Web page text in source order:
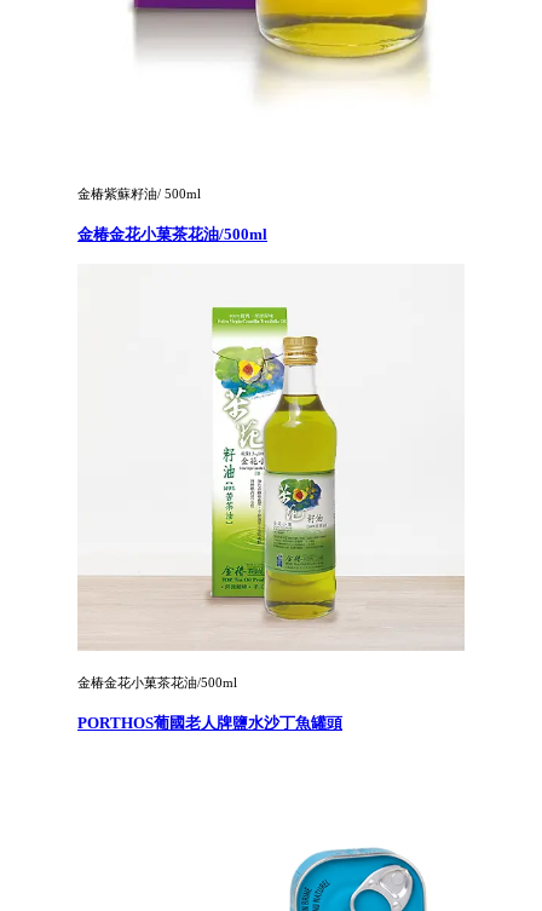
金椿紫蘇籽油/ 500ml
金椿金花小菓茶花油/500ml
金椿金花小菓茶花油/500ml
PORTHOS葡國老人牌鹽水沙丁魚罐頭